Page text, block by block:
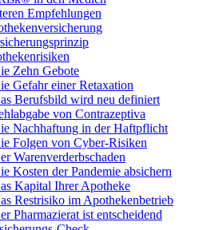
Empfehlungen
Zehn Gebote
Gefahr einer Retaxation
Berufsbild wird neu definiert
von Contrazeptiva
Nachhaftung in der Haftpflicht
Folgen von Cyber-Risiken
Warenverderbschaden
Kosten der Pandemie absichern
Kapital Ihrer Apotheke
Restrisiko im Apothekenbetrieb
Pharmazierat ist entscheidend